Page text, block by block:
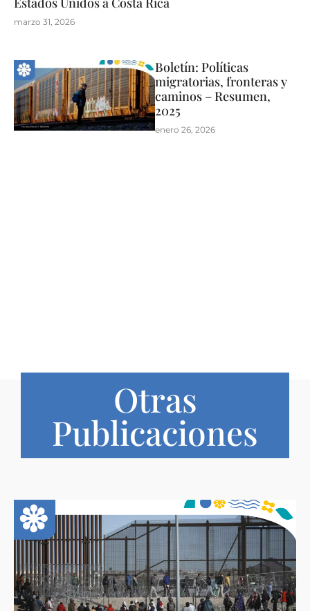
marzo 31, 2026
Boletín: Políticas
migratorias, fronteras y
caminos – Resumen,
2025
enero 26, 2026
Otras
Publicaciones